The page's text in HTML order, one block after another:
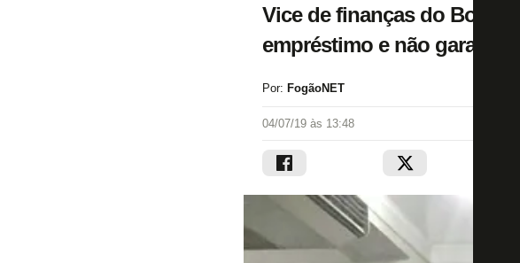
Vice de finanças do
empréstimo e não garante
Por: FogãoNET
04/07/19 às 13:48